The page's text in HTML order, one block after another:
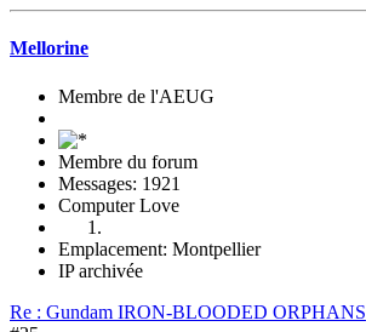
Mellorine
Membre de l'AEUG
Membre du forum
Messages: 1921
Computer Love
Emplacement: Montpellier
IP archivée
Re : Gundam IRON-BLOODED ORPHANS